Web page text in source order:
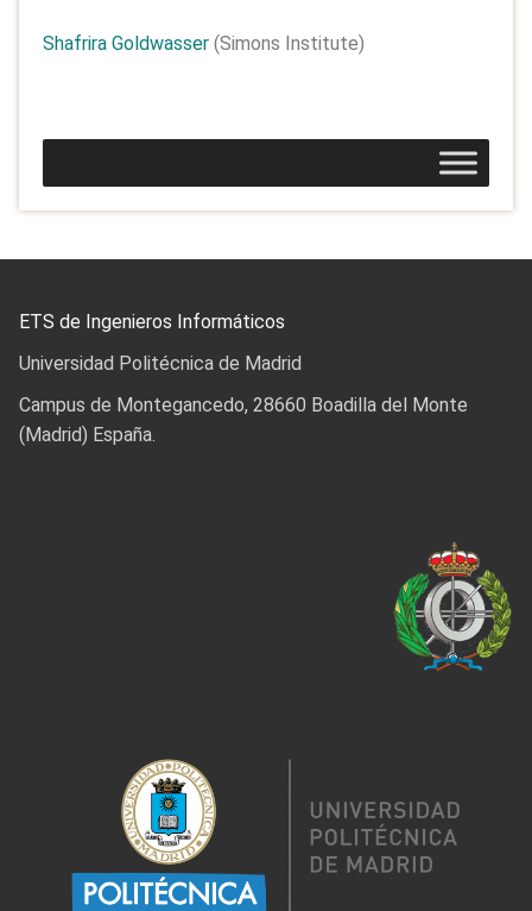
Shafrira Goldwasser (Simons Institute)
ETS de Ingenieros Informáticos
Universidad Politécnica de Madrid
Campus de Montegancedo, 28660 Boadilla del Monte
(Madrid) España.